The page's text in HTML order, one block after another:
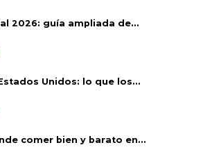
2026: guía ampliada de...
Unidos: lo que los...
comer bien y barato en...